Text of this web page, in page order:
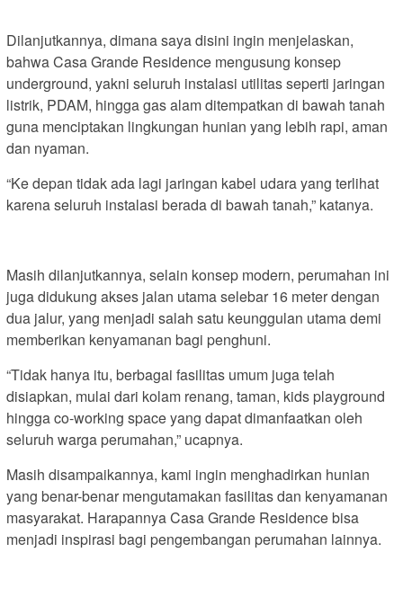
Dilanjutkannya, dimana saya disini ingin menjelaskan,
bahwa Casa Grande Residence mengusung konsep
underground, yakni seluruh instalasi utilitas seperti jaringan
listrik, PDAM, hingga gas alam ditempatkan di bawah tanah
guna menciptakan lingkungan hunian yang lebih rapi, aman
dan nyaman.
“Ke depan tidak ada lagi jaringan kabel udara yang terlihat
karena seluruh instalasi berada di bawah tanah,” katanya.
Masih dilanjutkannya, selain konsep modern, perumahan ini
juga didukung akses jalan utama selebar 16 meter dengan
dua jalur, yang menjadi salah satu keunggulan utama demi
memberikan kenyamanan bagi penghuni.
“Tidak hanya itu, berbagai fasilitas umum juga telah
disiapkan, mulai dari kolam renang, taman, kids playground
hingga co-working space yang dapat dimanfaatkan oleh
seluruh warga perumahan,” ucapnya.
Masih disampaikannya, kami ingin menghadirkan hunian
yang benar-benar mengutamakan fasilitas dan kenyamanan
masyarakat. Harapannya Casa Grande Residence bisa
menjadi inspirasi bagi pengembangan perumahan lainnya.